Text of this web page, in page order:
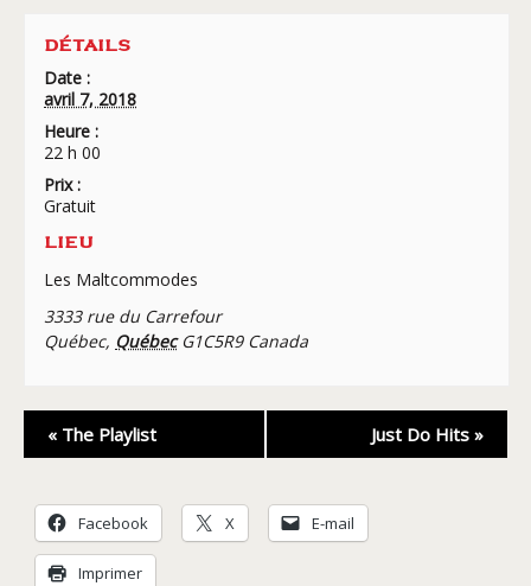
DÉTAILS
Date :
avril 7, 2018
Heure :
22 h 00
Prix :
Gratuit
LIEU
Les Maltcommodes
3333 rue du Carrefour
Québec, Québec G1C5R9 Canada
Navigation
Évènement
« The Playlist Just Do Hits »
Facebook X E-mail
Imprimer